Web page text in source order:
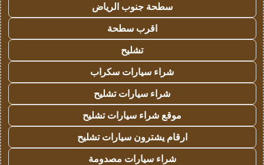
سطحة جنوب الرياض
اقرب سطحة
تشليح
شراء سيارات سكراب
شراء سيارات تشليح
موقع شراء سيارات تشليح
ارقام يشترون سيارات تشليح
شراء سيارات مصدومة